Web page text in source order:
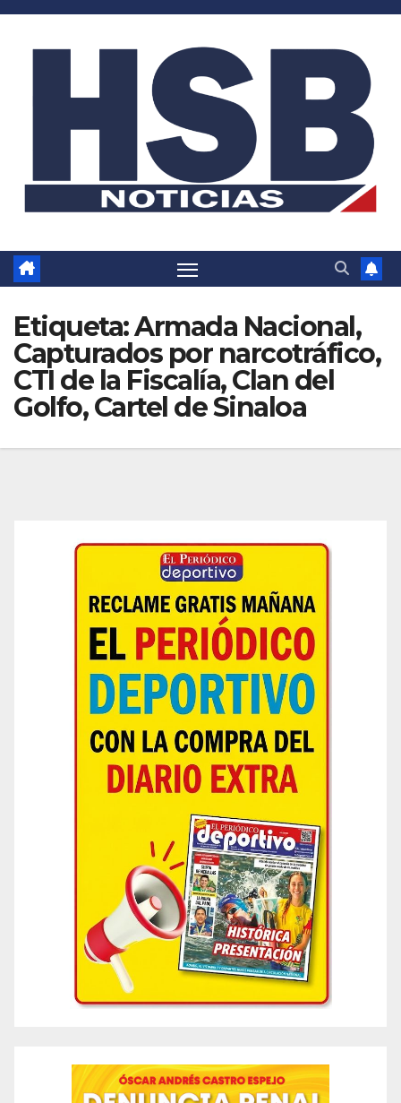
Saltar
Etiqueta:Armada Nacional,
Capturados por narcotráfico,
CTI de la Fiscalía, Clan del
Golfo, Cartel de Sinaloa